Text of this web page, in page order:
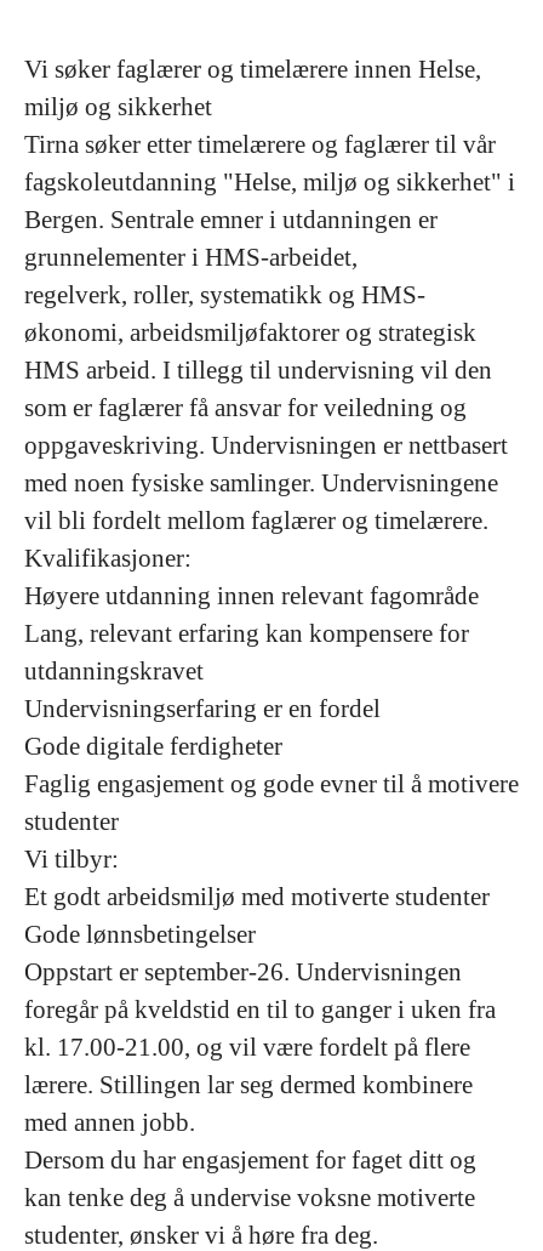
Vi søker faglærer og timelærere innen Helse,
miljø og sikkerhet
Tirna søker etter timelærere og faglærer til vår
fagskoleutdanning "Helse, miljø og sikkerhet" i
Bergen. Sentrale emner i utdanningen er
grunnelementer i HMS-arbeidet,
regelverk, roller, systematikk og HMS-
økonomi, arbeidsmiljøfaktorer og strategisk
HMS arbeid. I tillegg til undervisning vil den
som er faglærer få ansvar for veiledning og
oppgaveskriving. Undervisningen er nettbasert
med noen fysiske samlinger. Undervisningene
vil bli fordelt mellom faglærer og timelærere.
Kvalifikasjoner:
Høyere utdanning innen relevant fagområde
Lang, relevant erfaring kan kompensere for
utdanningskravet
Undervisningserfaring er en fordel
Gode digitale ferdigheter
Faglig engasjement og gode evner til å motivere
studenter
Vi tilbyr:
Et godt arbeidsmiljø med motiverte studenter
Gode lønnsbetingelser
Oppstart er september-26. Undervisningen
foregår på kveldstid en til to ganger i uken fra
kl. 17.00-21.00, og vil være fordelt på flere
lærere. Stillingen lar seg dermed kombinere
med annen jobb.
Dersom du har engasjement for faget ditt og
kan tenke deg å undervise voksne motiverte
studenter, ønsker vi å høre fra deg.